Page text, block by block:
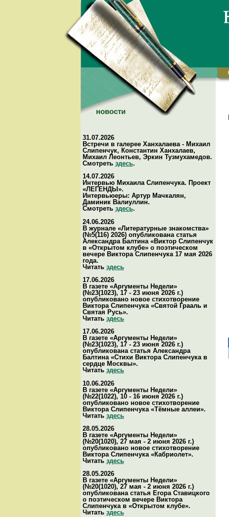
новости
31.07.2026
Встречи в галерее Ханхалаева - Михаил
Слипенчук, Константин Ханхалаев,
Михаил Леонтьев, Эркин Тузмухамедов.
Смотреть здесь.
14.07.2026
Интервью Михаила Слипенчука. Проект
«ЛЕГЕНДЫ».
Интервьюеры: Артур Мачкалян,
Даминик Валиуллин.
Смотреть здесь.
24.06.2026
В журнале «Литературные знакомства»
(№5(116) 2026) опубликована статья
Александра Балтина «Виктор Слипенчук
в «Открытом клубе» о поэтическом
вечере Виктора Слипенчука 17 мая 2026
года.
Читать здесь
17.06.2026
В газете «Аргументы Недели»
(№23(1023), 17 - 23 июня 2026 г.)
опубликовано новое стихотворение
Виктора Слипенчука «Святой Грааль и
Святая Русь».
Читать здесь
17.06.2026
В газете «Аргументы Недели»
(№23(1023), 17 - 23 июня 2026 г.)
опубликована статья Александра
Балтина «Стихи Виктора Слипенчука в
сердце Москвы».
Читать здесь
10.06.2026
В газете «Аргументы Недели»
(№22(1022), 10 - 16 июня 2026 г.)
опубликовано новое стихотворение
Виктора Слипенчука «Тёмные аллеи».
Читать здесь
28.05.2026
В газете «Аргументы Недели»
(№20(1020), 27 мая - 2 июня 2026 г.)
опубликовано новое стихотворение
Виктора Слипенчука «Кабриолет».
Читать здесь
28.05.2026
В газете «Аргументы Недели»
(№20(1020), 27 мая - 2 июня 2026 г.)
опубликована статья Егора Ставицкого
о поэтическом вечере Виктора
Слипенчука в «Открытом клубе».
Читать здесь